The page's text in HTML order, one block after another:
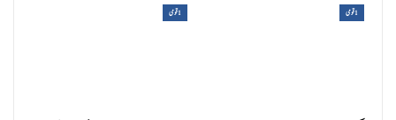
1 قومی 1 قومی